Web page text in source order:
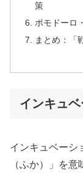
策
ポモドーロ
まとめ：「
インキュ
インキュベーシ
（ふか）」を意